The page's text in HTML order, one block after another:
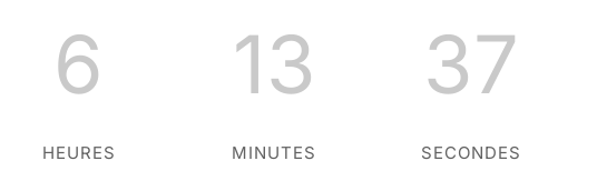
6
HEURES
13
MINUTES
37
SECONDES